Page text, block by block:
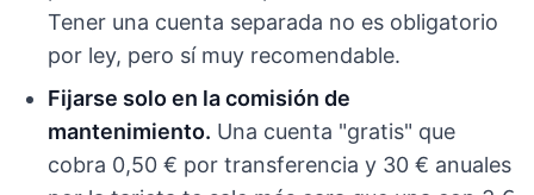
Tener una cuenta separada no es obligatorio
por ley, pero sí muy recomendable.
Fijarse solo en la comisión de
mantenimiento. Una cuenta "gratis" que
cobra 0,50 € por transferencia y 30 € anuales